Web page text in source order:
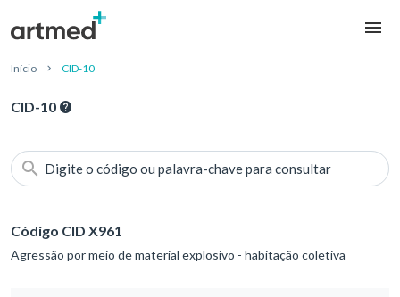
Início CID-10
CID-10
Digite o código ou palavra-chave para consultar
Código CID X961
Agressão por meio de material explosivo - habitação coletiva